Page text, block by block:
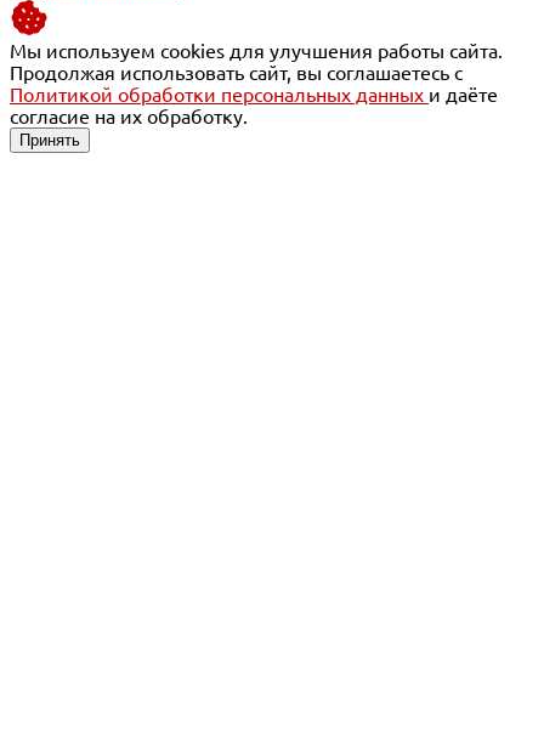
Мы используем cookies для улучшения работы сайта.
Продолжая использовать сайт, вы соглашаетесь с
Политикой обработки персональных данных и даёте
согласие на их обработку.
Принять